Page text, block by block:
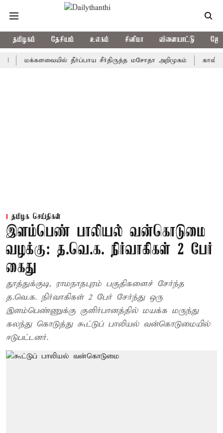
தமிழகம் தேசியம் உலகம் சினிமா விளையாட்டு
மக்களவையில் தீர்ப்பாய சீர்திருத்த மசோதா அறிமுகம் காவிரி நீர்
தமிழக செய்திகள்
இளம்பெண் பாலியல் வன்கொடுமை
வழக்கு: த.வெ.க. நிர்வாகிகள் 2 பேர்
கைது
தூத்துக்குடி, ராமநாதபுரம் பகுதிகளைச் சேர்ந்த
த.வெ.க. நிர்வாகிகள் 2 பேர் சேர்ந்து ஒரு
இளம்பெண்ணுக்கு குளிர்பானத்தில் மயக்க மருந்து
கலந்து கொடுத்து கூட்டுப் பாலியல் வன்கொடுமையில்
ஈடுபட்டனர்.